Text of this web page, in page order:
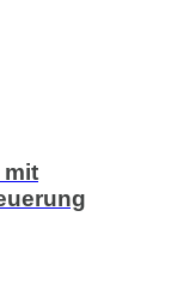
mit